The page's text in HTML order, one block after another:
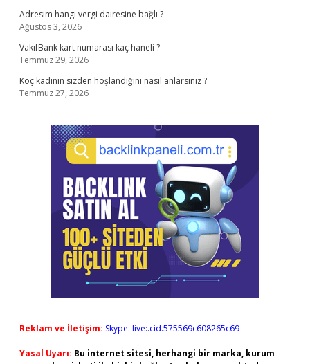
Adresim hangi vergi dairesine bağlı ?
Ağustos 3, 2026
VakıfBank kart numarası kaç haneli ?
Temmuz 29, 2026
Koç kadının sizden hoşlandığını nasıl anlarsınız ?
Temmuz 27, 2026
Reklam ve İletişim: Skype: live:.cid.575569c608265c69
Yasal Uyarı: Bu internet sitesi, herhangi bir marka, kurum